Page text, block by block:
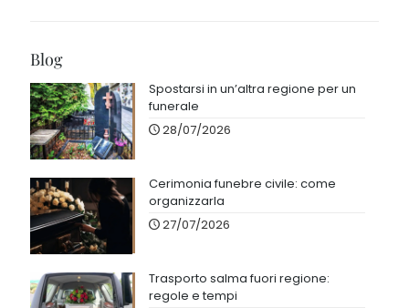
Blog
Spostarsi in un’altra regione per un
funerale
28/07/2026
Cerimonia funebre civile: come
organizzarla
27/07/2026
Trasporto salma fuori regione:
regole e tempi